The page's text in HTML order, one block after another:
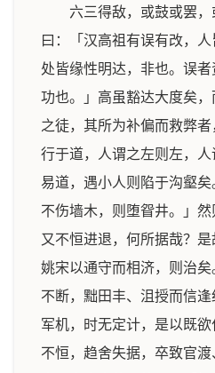
六三得敌，或鼓或罢
曰：「汉高祖有误有改，
处皆缘性明达，非也。误
功也。」高虽豁达大度矣
之徒，其所为补偏而救弊
行于道，人谓之左则左，
易道，遇小人则陷于沟壑矣
不伤墙木，则堕眢井。」
又不恒进退，何所据哉？是
姚宋以通守而相济，则治
不断，黜田丰、沮授而信
军机，时无定计，是以既
不恒，趋舍失据，卒致官